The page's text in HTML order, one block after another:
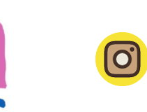
LUDOTHÈQUE (JEUX)
BIBLIOTHÈQUE (ALBUMS)